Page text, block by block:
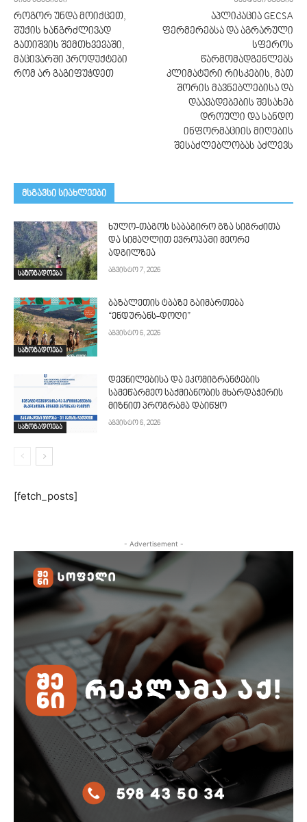
როგორ უნდა მოიქცეთ,
შუქის ხანგრძლივად
გათიშვის შემთხვევაში,
მაცივარში პროდუქტები
რომ არ გაგიფუჭდეთ
აპლიკაცია GECSA
ფერმერებსა და აგრარული
სფეროს
წარმომადგენლებს
კლიმატური რისკების, მათ
შორის მავნებლებისა და
დაავადებების შესახებ
დროული და სანდო
ინფორმაციის მიღების
შესაძლებლობას აძლევს
მსგავსი სიახლეები
საზოგადოება
ხულო-თაგოს საბაგირო გზა სიგრძითა
და სიმაღლით ევროპაში მეორე
ადგილზეა
აგვისტო 7, 2026
საზოგადოება
ბაზალეთის ტბაზე გაიმართება
“ენდურანს-დოღი”
აგვისტო 6, 2026
საზოგადოება
დევნილებისა და ეკომიგრანტების
სამეწარმეო საქმიანობის მხარდაჭერის
მიზნით პროგრამა დაიწყო
აგვისტო 6, 2026
[fetch_posts]
- Advertisement -